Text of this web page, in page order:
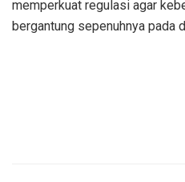
memperkuat regulasi agar
bergantung sepenuhnya pada